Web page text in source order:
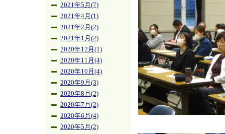
2021年5月(7)
2021年4月(1)
2021年2月(2)
2021年1月(2)
2020年12月(1)
2020年11月(4)
2020年10月(4)
2020年9月(3)
2020年8月(2)
2020年7月(2)
2020年6月(4)
2020年5月(2)